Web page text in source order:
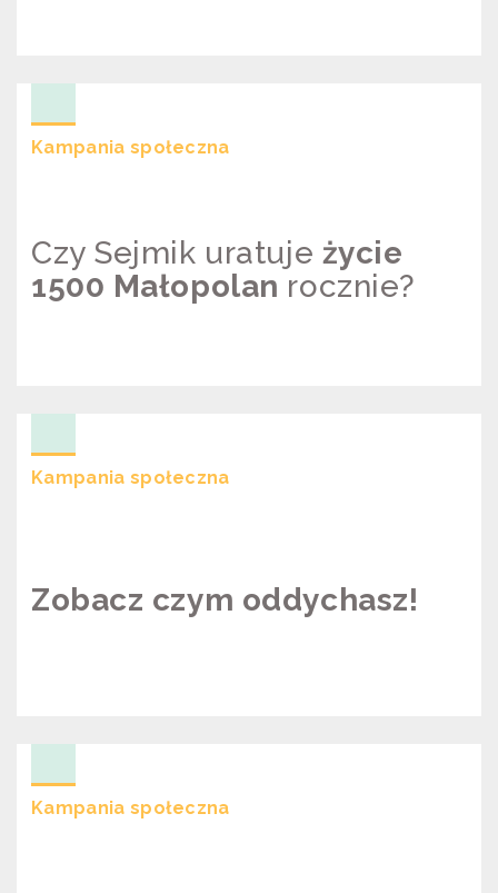
Kampania społeczna
Czy Sejmik uratuje życie
1500 Małopolan rocznie?
Kampania społeczna
Zobacz czym oddychasz!
Kampania społeczna